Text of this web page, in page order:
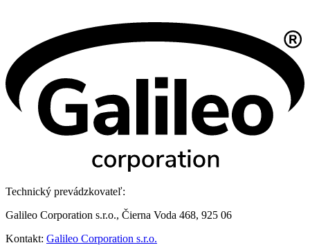
Technický prevádzkovateľ:
Galileo Corporation s.r.o., Čierna Voda 468, 925 06
Kontakt: Galileo Corporation s.r.o.